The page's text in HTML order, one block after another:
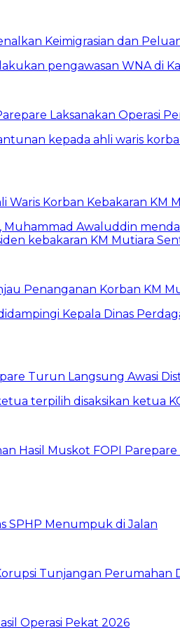
Keimigrasian dan
Laksanakan Operasi
Waris Korban Kebakaran KM
Penanganan Korban KM
Turun Langsung Awasi
Hasil Muskot FOPI
SPHP Menumpuk di Jalan
Tunjangan Perumahan
Operasi Pekat 2026